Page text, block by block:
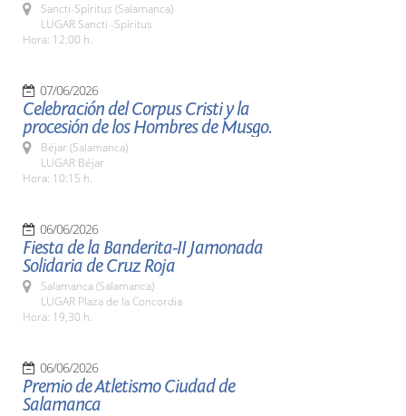
Sancti-Spíritus (Salamanca)
LUGAR Sancti -Spíritus
Hora: 12:00 h.
07/06/2026
Celebración del Corpus Cristi y la
procesión de los Hombres de Musgo.
Béjar (Salamanca)
LUGAR Béjar
Hora: 10:15 h.
06/06/2026
Fiesta de la Banderita-II Jamonada
Solidaria de Cruz Roja
Salamanca (Salamanca)
LUGAR Plaza de la Concordia
Hora: 19,30 h.
06/06/2026
Premio de Atletismo Ciudad de
Salamanca